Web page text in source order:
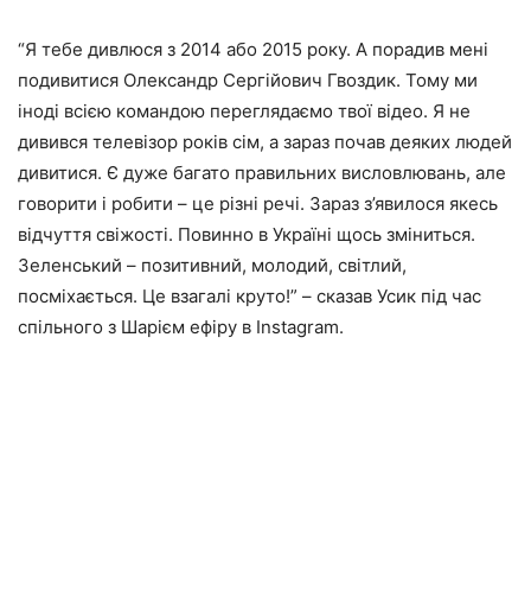
“Я тебе дивлюся з 2014 або 2015 року. А порадив мені
подивитися Олександр Сергійович Гвоздик. Тому ми
іноді всією командою переглядаємо твої відео. Я не
дивився телевізор років сім, а зараз почав деяких людей
дивитися. Є дуже багато правильних висловлювань, але
говорити і робити – це різні речі. Зараз з’явилося якесь
відчуття свіжості. Повинно в Україні щось зміниться.
Зеленський – позитивний, молодий, світлий,
посміхається. Це взагалі круто!” – сказав Усик під час
спільного з Шарієм ефіру в Instagram.